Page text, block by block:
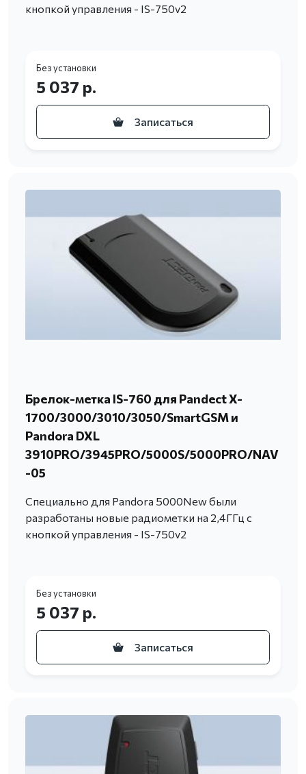
кнопкой управления - IS-750v2
Без установки
5 037 р.
Записаться
Брелок-метка IS-760 для Pandect X-
1700/3000/3010/3050/SmartGSM и
Pandora DXL
3910PRO/3945PRO/5000S/5000PRO/NAV
-05
Специально для Pandora 5000New были
разработаны новые радиометки на 2,4ГГц с
кнопкой управления - IS-750v2
Без установки
5 037 р.
Записаться